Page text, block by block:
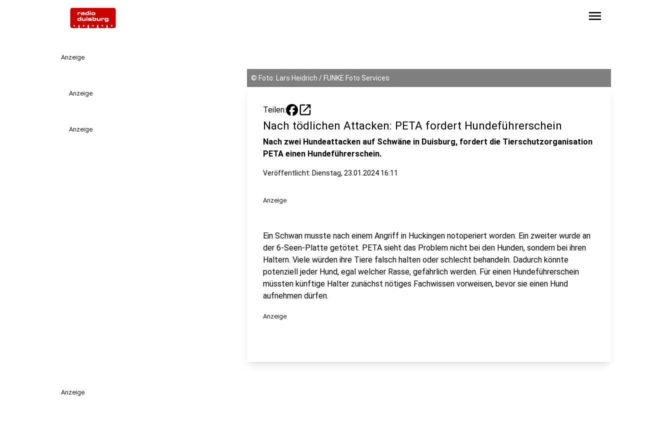
menu
Anzeige
Anzeige
Anzeige
© Foto: Lars Heidrich / FUNKE Foto Services
Teilen: open_in_new
Nach tödlichen Attacken: PETA fordert Hundeführerschein
Nach zwei Hundeattacken auf Schwäne in Duisburg, fordert die Tierschutzorganisation
PETA einen Hundeführerschein.
Veröffentlicht: Dienstag, 23.01.2024 16:11
Anzeige
Ein Schwan musste nach einem Angriff in Huckingen notoperiert worden. Ein zweiter wurde an
der 6-Seen-Platte getötet. PETA sieht das Problem nicht bei den Hunden, sondern bei ihren
Haltern. Viele würden ihre Tiere falsch halten oder schlecht behandeln. Dadurch könnte
potenziell jeder Hund, egal welcher Rasse, gefährlich werden. Für einen Hundeführerschein
müssten künftige Halter zunächst nötiges Fachwissen vorweisen, bevor sie einen Hund
aufnehmen dürfen.
Anzeige
Anzeige